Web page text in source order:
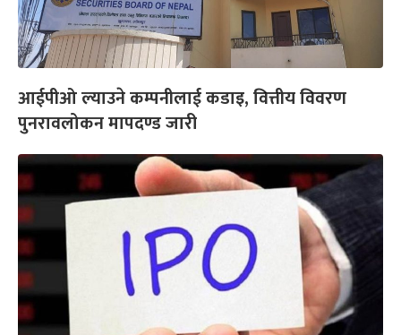
आईपीओ ल्याउने कम्पनीलाई कडाइ, वित्तीय विवरण
पुनरावलोकन मापदण्ड जारी